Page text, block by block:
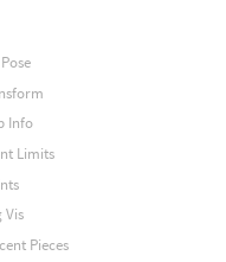
Info
Limits
Vis
Pieces